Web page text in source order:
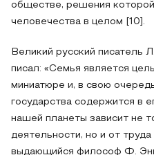
обществе, решения которой
человечества в целом [10].
Великий русский писатель
писал: «Семья является
миниатюре и, в свою
государства содержится в
нашей планеты зависит не
деятельности, но и от
выдающийся философ Ф.